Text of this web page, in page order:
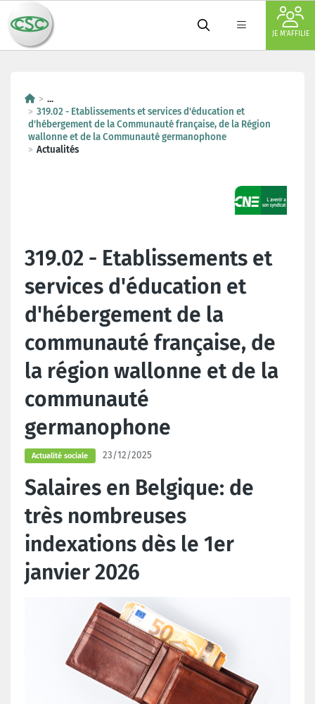
JE M'AFFILIE
...
319.02 - Etablissements et services d'éducation et
d'hébergement de la Communauté française, de la Région
wallonne et de la Communauté germanophone
Actualités
319.02 - Etablissements et
services d'éducation et
d'hébergement de la
communauté française, de
la région wallonne et de la
communauté
germanophone
Actualité sociale 23/12/2025
Salaires en Belgique: de
très nombreuses
indexations dès le 1er
janvier 2026